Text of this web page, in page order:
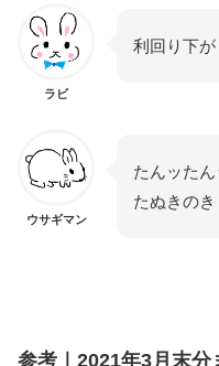
ラビ
利回り下
ウサギマン
たんッたん
たぬきのき
参考｜2021年3月末分